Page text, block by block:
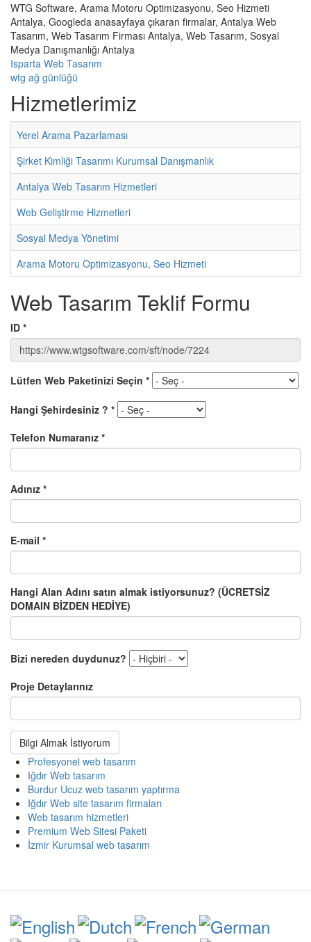
WTG Software, Arama Motoru Optimizasyonu, Seo Hizmeti
Antalya, Googleda anasayfaya çıkaran firmalar, Antalya Web
Tasarım, Web Tasarım Firması Antalya, Web Tasarım, Sosyal
Medya Danışmanlığı Antalya
Isparta Web Tasarım
wtg ağ günlüğü
Hizmetlerimiz
Yerel Arama Pazarlaması
Şirket Kimliği Tasarımı Kurumsal Danışmanlık
Antalya Web Tasarım Hizmetleri
Web Geliştirme Hizmetleri
Sosyal Medya Yönetimi
Arama Motoru Optimizasyonu, Seo Hizmeti
Web Tasarım Teklif Formu
ID *
Lütfen Web Paketinizi Seçin *
Hangi Şehirdesiniz ? *
Telefon Numaranız *
Adınız *
E-mail *
Hangi Alan Adını satın almak istiyorsunuz? (ÜCRETSİZ
DOMAIN BİZDEN HEDİYE)
Bizi nereden duydunuz?
Proje Detaylarınız
Bilgi Almak İstiyorum
Profesyonel web tasarım
Iğdır Web tasarım
Burdur Ucuz web tasarım yaptırma
Iğdır Web site tasarım firmaları
Web tasarım hizmetleri
Premium Web Sitesi Paketi
İzmir Kurumsal web tasarım